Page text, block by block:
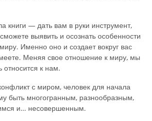
книги — дать вам в руки инструмент,
выявить и осознать особенности
Именно оно и создает вокруг вас
Меняя свое отношение к миру, мы
относится к нам.
с миром, человек для начала
быть многогранным, разнообразным,
и… несовершенным.